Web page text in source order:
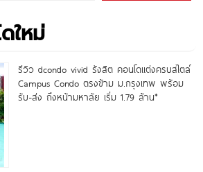
ใหม่
รีวิว dcondo vivid รังสิต คอนโดแต่งครบสไตล์
Campus Condo ตรงข้าม ม.กรุงเทพ พร้อม
รับ-ส่ง ถึงหน้ามหาลัย เริ่ม 1.79 ล้าน*